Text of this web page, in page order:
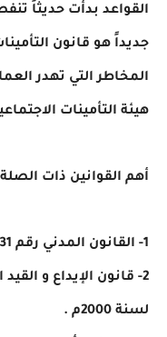
القواعد بدأت حديثاً
جديداً هو قانون
المخاطر التي تهدر
هيئة التأمينات
أهم القوانين ذات
1- القانون المدني رقم 131 لسنة 1948 م .
لسنة 2000م .